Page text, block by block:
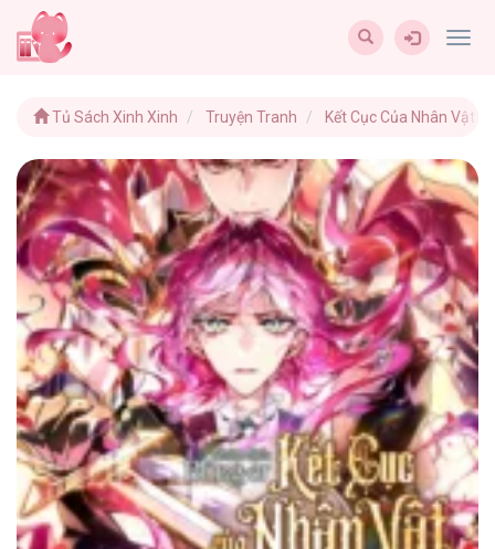
Tủ Sách Xinh Xinh Truyện Tranh Kết Cục Của Nhân Vật